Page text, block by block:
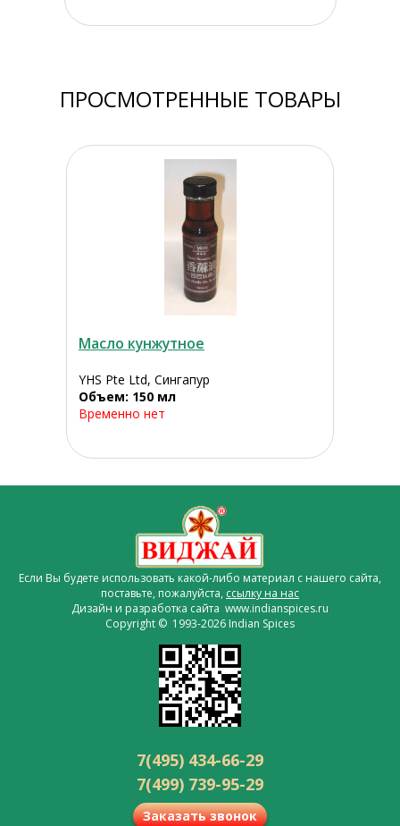
ПРОСМОТРЕННЫЕ ТОВАРЫ
Масло кунжутное
YHS Pte Ltd, Сингапур
Объем: 150 мл
Временно нет
Если Вы будете использовать какой-либо материал с нашего сайта,
поставьте, пожалуйста, ссылку на нас
Дизайн и разработка сайта www.indianspices.ru
Copyright © 1993-2026 Indian Spices
7(495) 434-66-29
7(499) 739-95-29
Заказать звонок